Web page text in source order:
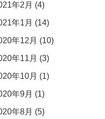
年2月 (4)
年1月 (14)
年12月 (10)
年11月 (3)
年10月 (1)
年9月 (1)
年8月 (5)